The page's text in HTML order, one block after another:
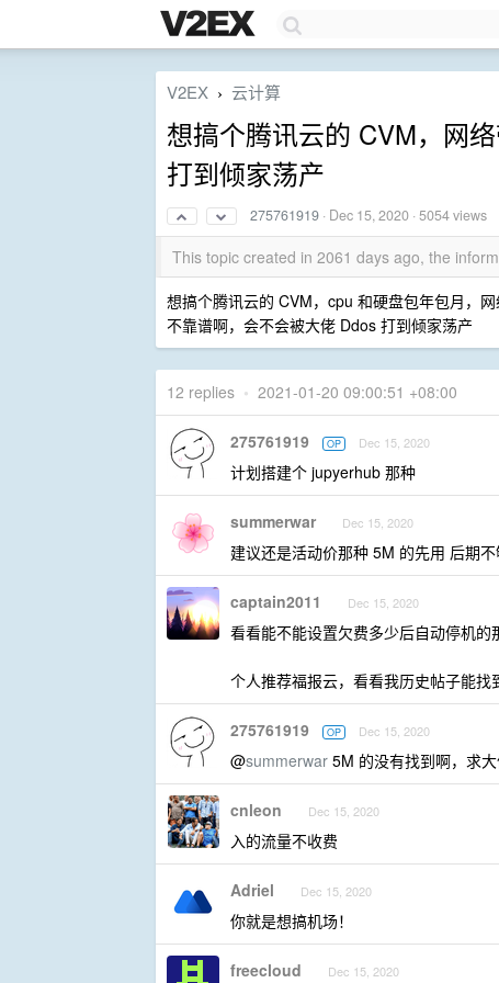
V2EX › 云计算
想搞个腾讯云的 CVM，网
打到倾家荡产
275761919 · Dec 15, 2020 · 5054 views
This topic created in 2061 days ago, the
想搞个腾讯云的 CVM，cpu 和硬盘包年包月，
不靠谱啊，会不会被大佬 Ddos 打到倾家荡产
12 replies • 2021-01-20 09:00:51 +08:00
275761919 OP Dec 15, 2020
计划搭建个 jupyerhub 那种
summerwar Dec 15, 2020
建议还是活动价那种 5M 的先用 后期
captain2011 Dec 15, 2020
看看能不能设置欠费多少后自动停机
个人推荐福报云，看看我历史帖子能找
275761919 OP Dec 15, 2020
@summerwar 5M 的没有找到啊，求
cnleon Dec 15, 2020
入的流量不收费
Adriel Dec 15, 2020
你就是想搞机场！
freecloud Dec 15, 2020